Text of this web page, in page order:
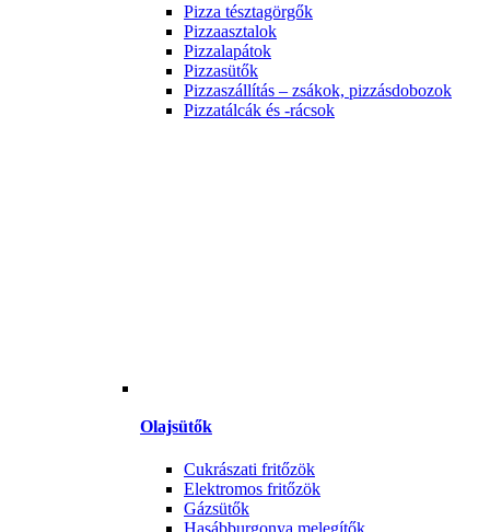
Pizza tésztagörgők
Pizzaasztalok
Pizzalapátok
Pizzasütők
Pizzaszállítás – zsákok, pizzásdobozok
Pizzatálcák és -rácsok
Olajsütők
Cukrászati fritőzök
Elektromos fritőzök
Gázsütők